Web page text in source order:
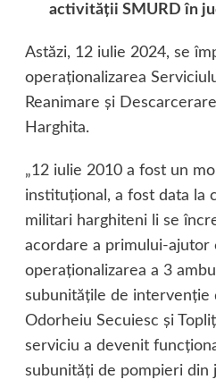
activităţii SMURD în
Astăzi, 12 iulie 2024, se
operaţionalizarea
Reanimare şi
Harghita.
„12 iulie 2010 a fost un
instituţional, a fost data la
militari harghiteni li se
acordare a primului-ajutor
operaţionalizarea a 3
subunităţile de intervenţie
Odorheiu Secuiesc şi
serviciu a devenit
subunităţi de pompieri din